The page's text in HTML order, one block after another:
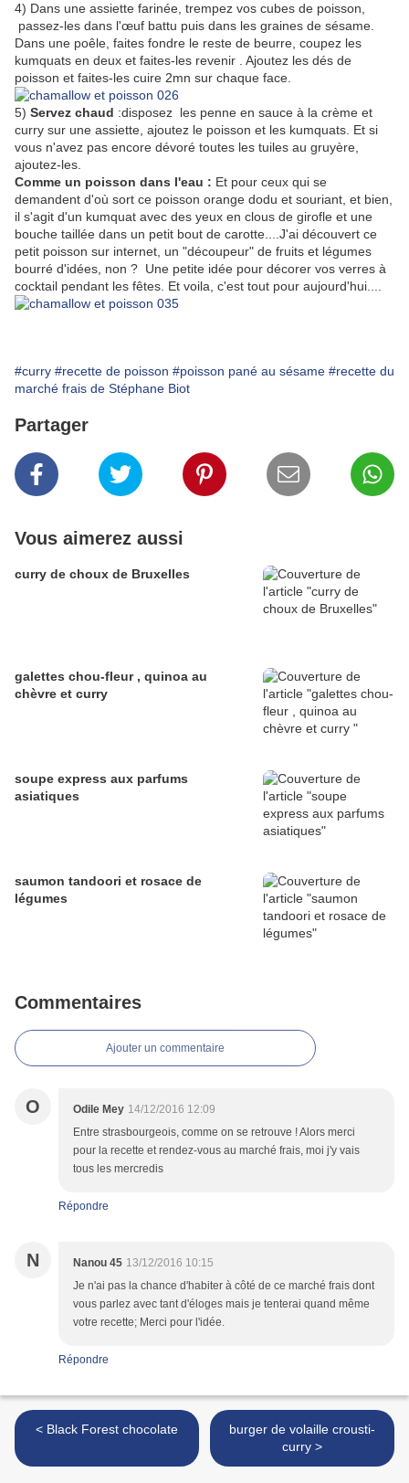
4) Dans une assiette farinée, trempez vos cubes de poisson,
passez-les dans l'œuf battu puis dans les graines de sésame.
Dans une poêle, faites fondre le reste de beurre, coupez les
kumquats en deux et faites-les revenir . Ajoutez les dés de
poisson et faites-les cuire 2mn sur chaque face.
5) Servez chaud :disposez les penne en sauce à la crème et
curry sur une assiette, ajoutez le poisson et les kumquats. Et si
vous n'avez pas encore dévoré toutes les tuiles au gruyère,
ajoutez-les.
Comme un poisson dans l'eau : Et pour ceux qui se
demandent d'où sort ce poisson orange dodu et souriant, et bien,
il s'agit d'un kumquat avec des yeux en clous de girofle et une
bouche taillée dans un petit bout de carotte....J'ai découvert ce
petit poisson sur internet, un "découpeur" de fruits et légumes
bourré d'idées, non ? Une petite idée pour décorer vos verres à
cocktail pendant les fêtes. Et voila, c'est tout pour aujourd'hui....
#curry #recette de poisson #poisson pané au sésame #recette du
marché frais de Stéphane Biot
Partager
Vous aimerez aussi
curry de choux de Bruxelles
galettes chou-fleur , quinoa au
chèvre et curry
soupe express aux parfums
asiatiques
saumon tandoori et rosace de
légumes
Commentaires
Ajouter un commentaire
O Odile Mey 14/12/2016 12:09
Entre strasbourgeois, comme on se retrouve ! Alors merci
pour la recette et rendez-vous au marché frais, moi j'y vais
tous les mercredis
Répondre
N Nanou 45 13/12/2016 10:15
Je n'ai pas la chance d'habiter à côté de ce marché frais dont
vous parlez avec tant d'éloges mais je tenterai quand même
votre recette; Merci pour l'idée.
Répondre
< Black Forest chocolate
burger de volaille crousti-
curry >